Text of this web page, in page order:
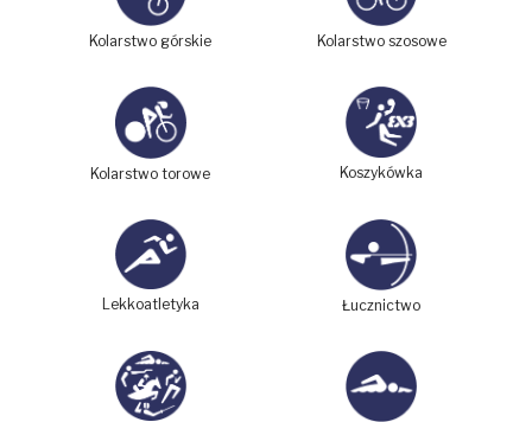
Kolarstwo górskie Kolarstwo szosowe
Kolarstwo torowe Koszykówka
Lekkoatletyka Łucznictwo